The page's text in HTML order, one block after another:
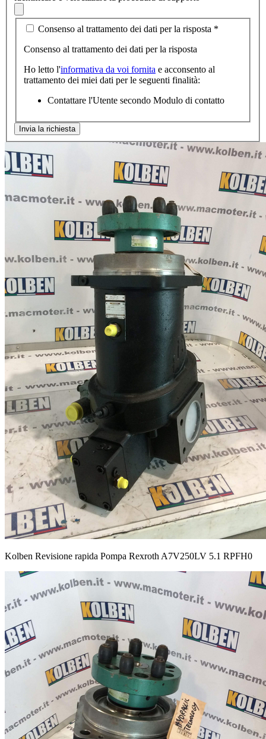
Consenso al trattamento dei dati per la risposta *
Consenso al trattamento dei dati per la risposta
Ho letto l'informativa da voi fornita e acconsento al
trattamento dei miei dati per le seguenti finalità:
Contattare l'Utente secondo Modulo di contatto
Kolben Revisione rapida Pompa Rexroth A7V250LV 5.1 RPFH0